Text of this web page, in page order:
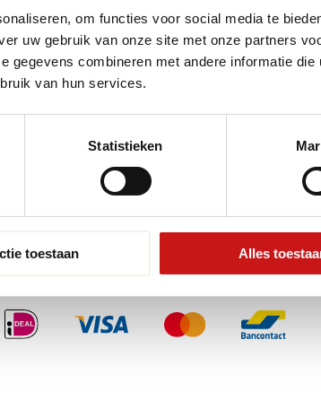
om functies voor social media te
uw gebruik van onze site met onze partners
gegevens combineren met andere informatie die
van hun services.
Statistieken
toestaan Alles
van Forbo
van Moduleo
van Tarkett
Schoonmaken
Pvc-vloer laten leggen